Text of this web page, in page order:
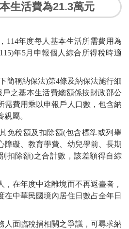
生活費為21.3萬元
114年度每人基本生活所需費用為
年5月申報個人綜合所得稅時適
簡稱納保法)第4條及納保法施行細
之基本生活費總額係按財政部公
需費用乘以申報戶人口數，包含納
屬。
免稅額及扣除額(包含標準或列舉
障礙、教育學費、幼兒學前、長期
扣除額)之合計數，該差額得自綜
，在年度中途離境而不再返臺者，
在中華民國境內居住日數占全年日
人面臨稅捐相關之爭議，可尋求納